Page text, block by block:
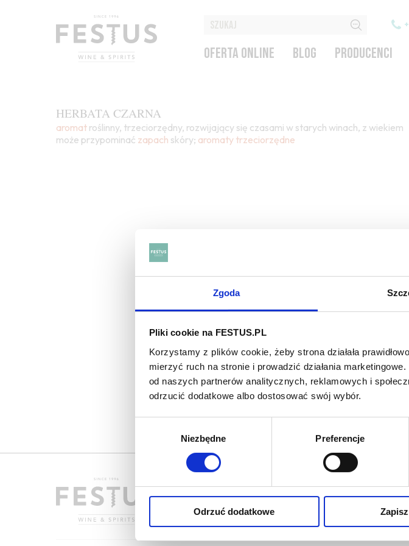
Zgoda
Pliki cookie na FESTUS.PL
Korzystamy z plików cookie, żeby strona działała
mierzyć ruch na stronie i prowadzić działania
od naszych partnerów analitycznych, reklamowych i
odrzucić dodatkowe albo dostosować swój wybór.
Niezbędne Preferencje
Odrzuć dodatkowe
OFERTA ONLINE BLOG PRODUCENCI
HERBATA CZARNA
aromat roślinny, trzeciorzędny, rozwijający się czasami w starych winach, z wiekiem
może przypominać zapach skóry; aromaty trzeciorzędne
O NAS